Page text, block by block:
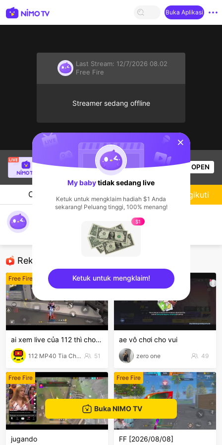
Buka Aplikasi
Last Stream: 12/7/2026 08.02
Free Fire
Streamer sedang offline
112 MP40 Tia Chớp Tửsedang siaran langsung!
Penonton OPEN
Chat Streamer
Rekomendasi
Free Fire
ai xem live của 112 thì cho 112 1 follow với nha
112 MP40 Tia Chớp Tử 51
Free Fire
ae vô chơi cho vui
zero one 49
Free Fire
jugando
Free Fire
FF [2026/08/08]
Mengikuti
Buka NIMO TV
sentinelStart
My babytidak sedang live
Ketuk untuk mengklaim hadiah $1 Anda
sekarang! Peluang tinggi, 100% menang!
$1
Ketuk untuk mengklaim!
sentinelEnd